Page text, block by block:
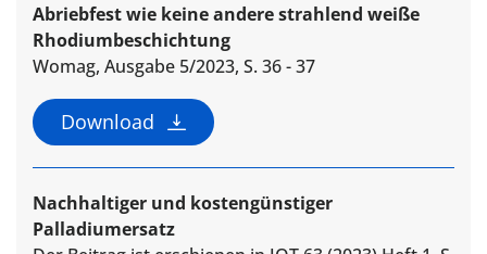
Abriebfest wie keine andere strahlend weiße
Rhodiumbeschichtung
Womag, Ausgabe 5/2023, S. 36 - 37
Download
Nachhaltiger und kostengünstiger
Palladiumersatz